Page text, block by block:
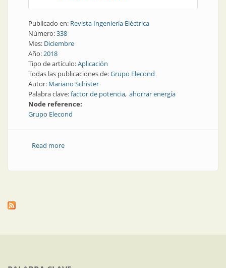
Publicado en: Revista Ingeniería Eléctrica
Número:338
Mes: Diciembre
Año:2018
Tipo de artículo:Aplicación
Todas las publicaciones de:Grupo Elecond
Autor: Mariano Schister
Palabra clave:factor de potencia ahorrar energía
Node reference:
Grupo Elecond
Read moreabout Factor de potencia | Cómo ahorrar energía y